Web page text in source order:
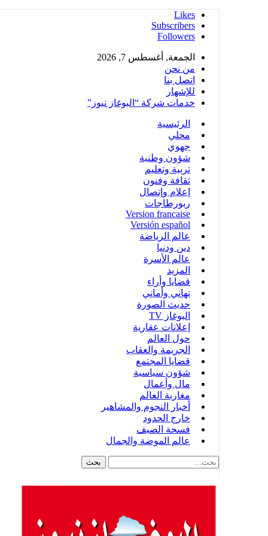
Likes
Subscribers
Followers
الجمعة, أغسطس 7, 2026
من نحن
اتصل بنا
للإشهار
خدمات شركة “البوغاز نيوز”
الرئيسية
محلي
جهوي
شؤون وطنية
تربية وتعليم
ثقافة وفنون
إعلام وإتصال
ربورطاجات
Version francaise
Versión español
عالم الرياضة
دين ودنيا
عالم الأسرة
المزيد
قضايا وأراء
تهاني وأماني
حديث الصورة
البوغاز TV
إعلانات عقارية
حول العالم
الجريمة والعقاب
قضايا المجتمع
شؤون سياسية
مال وأعمال
مغاربة العالم
أخبار النجوم والمشاهير
خارج الحدود
فسحة الصيف
عالم الموضة والجمال